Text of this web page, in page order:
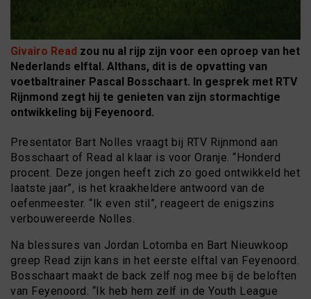
Givairo Read zou nu al rijp zijn voor een oproep van het
Nederlands elftal. Althans, dit is de opvatting van
voetbaltrainer Pascal Bosschaart. In gesprek met RTV
Rijnmond zegt hij te genieten van zijn stormachtige
ontwikkeling bij Feyenoord.
Presentator Bart Nolles vraagt bij RTV Rijnmond aan
Bosschaart of Read al klaar is voor Oranje. “Honderd
procent. Deze jongen heeft zich zo goed ontwikkeld het
laatste jaar”, is het kraakheldere antwoord van de
oefenmeester. “Ik even stil”, reageert de enigszins
verbouwereerde Nolles.
Na blessures van Jordan Lotomba en Bart Nieuwkoop
greep Read zijn kans in het eerste elftal van Feyenoord.
Bosschaart maakt de back zelf nog mee bij de beloften
van Feyenoord. “Ik heb hem zelf in de Youth League